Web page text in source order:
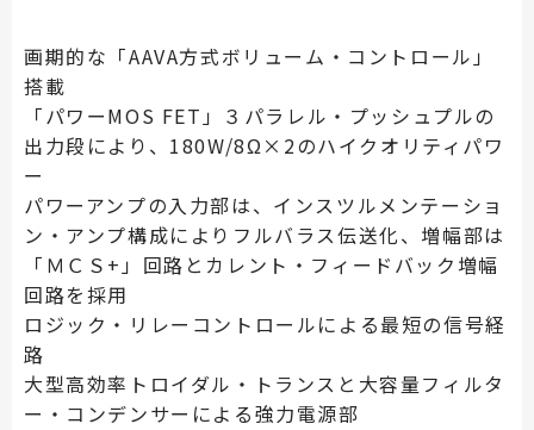
画期的な「AAVA方式ボリューム・コントロール」
搭載
「パワーMOS FET」３パラレル・プッシュプルの
出力段により、180W/8Ω×2のハイクオリティパワ
ー
パワーアンプの入力部は、インスツルメンテーショ
ン・アンプ構成によりフルバラス伝送化、増幅部は
「ＭＣＳ+」回路とカレント・フィードバック増幅
回路を採用
ロジック・リレーコントロールによる最短の信号経
路
大型高効率トロイダル・トランスと大容量フィルタ
ー・コンデンサーによる強力電源部